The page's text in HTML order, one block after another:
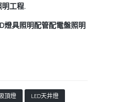
工程.
燈具照明配管配電盤照明
頂燈
LED天井燈